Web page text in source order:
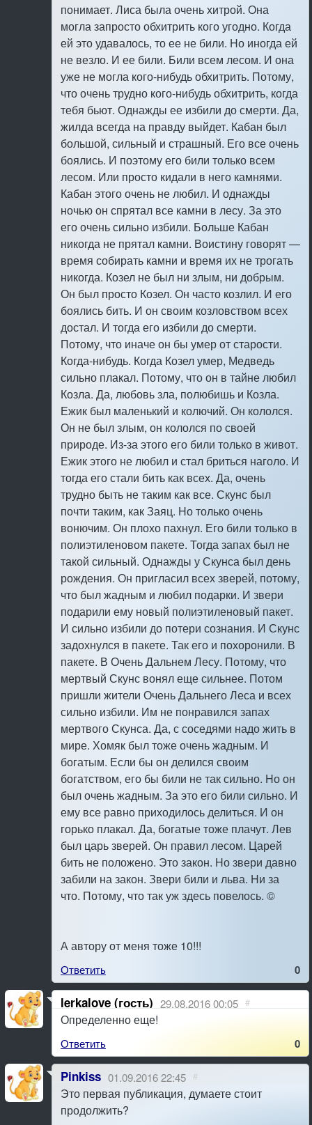
понимает. Лиса была очень хитрой. Она
могла запросто обхитрить кого угодно. Когда
ей это удавалось, то ее не били. Hо иногда ей
не везло. И ее били. Били всем лесом. И она
уже не могла кого-нибудь обхитрить. Потому,
что очень трудно кого-нибудь обхитрить, когда
тебя бьют. Однажды ее избили до смерти. Да,
жилда всегда на правду выйдет. Кабан был
большой, сильный и страшный. Его все очень
боялись. И поэтому его били только всем
лесом. Или просто кидали в него камнями.
Кабан этого очень не любил. И однажды
ночью он спрятал все камни в лесу. За это
его очень сильно избили. Больше Кабан
никогда не прятал камни. Воистину говорят —
время собирать камни и время их не трогать
никогда. Козел не был ни злым, ни добрым.
Он был просто Козел. Он часто козлил. И его
боялись бить. И он своим козловством всех
достал. И тогда его избили до смерти.
Потому, что иначе он бы умер от старости.
Когда-нибудь. Когда Козел умер, Медведь
сильно плакал. Потому, что он в тайне любил
Козла. Да, любовь зла, полюбишь и Козла.
Ежик был маленький и колючий. Он кололся.
Он не был злым, он кололся по своей
природе. Из-за этого его били только в живот.
Ежик этого не любил и стал бриться наголо. И
тогда его стали бить как всех. Да, очень
трудно быть не таким как все. Скунс был
почти таким, как Заяц. Hо только очень
вонючим. Он плохо пахнул. Его били только в
полиэтиленовом пакете. Тогда запах был не
такой сильный. Однажды у Скунса был день
рождения. Он пригласил всех зверей, потому,
что был жадным и любил подарки. И звери
подарили ему новый полиэтиленовый пакет.
И сильно избили до потери сознания. И Скунс
задохнулся в пакете. Так его и похоронили. В
пакете. В Очень Дальнем Лесу. Потому, что
мертвый Скунс вонял еще сильнее. Потом
пришли жители Очень Дальнего Леса и всех
сильно избили. Им не понравился запах
мертвого Скунса. Да, с соседями надо жить в
мире. Хомяк был тоже очень жадным. И
богатым. Если бы он делился своим
богатством, его бы били не так сильно. Hо он
был очень жадным. За это его били сильно. И
ему все равно приходилось делиться. И он
горько плакал. Да, богатые тоже плачут. Лев
был царь зверей. Он правил лесом. Царей
бить не положено. Это закон. Hо звери давно
забили на закон. Звери били и льва. Hи за
что. Потому, что так уж здесь повелось. ©
А автору от меня тоже 10!!!
Ответить 0
lerkalove (гость) 29.08.2016 00:05 #
Определенно еще!
Ответить 0
Pinkiss 01.09.2016 22:45 #
Это первая публикация, думаете стоит
продолжить?